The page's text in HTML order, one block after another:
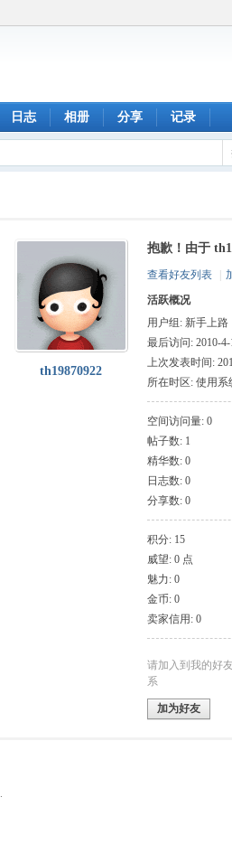
日志 相册 分享 记录
th19870922
抱歉！由于
查看好友列表
活跃概况
用户组: 新手上路
最后访问: 2010-4-
上次发表时间:
所在时区: 使用系
空间访问量: 0
帖子数: 1
精华数: 0
日志数: 0
分享数: 0
积分: 15
威望: 0 点
魅力: 0
金币: 0
卖家信用: 0
请加入到我的好
系
加为好友